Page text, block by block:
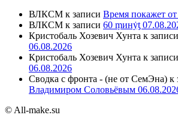
ВЛКСМ к записи Время покажет
ВЛКСМ к записи 60 ṃинẏƫ
Кристобаль Хозевич Хунта к записи
06.08.2026
Кристобаль Хозевич Хунта к записи
06.08.2026
Сводка с фронта - (не от СемЭна) к
Владимиром Соловьёвым
© All-make.su